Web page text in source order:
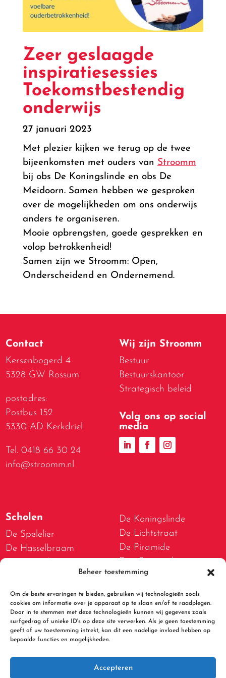
Beheer toestemming
Om de beste ervaringen te bieden, gebruiken wij technologieën zoals
cookies om informatie over je apparaat op te slaan en/of te raadplegen.
Door in te stemmen met deze technologieën kunnen wij gegevens zoals
surfgedrag of unieke ID's op deze site verwerken. Als je geen toestemming
geeft of uw toestemming intrekt, kan dit een nadelige invloed hebben op
bepaalde functies en mogelijkheden.
Accepteren
Zeer geslaagde
inspiratiesessies
Toekomstbestendig
onderwijs
27 januari 2023
Met plezier kijken we terug op de twee
bijeenkomsten met ouders van Stroomm
bij obs De Koningslinde en obs De
Meidoorn. Samen hebben we gesproken
over de mogelijkheden om ons onderwijs
anders te organiseren.
Mooie opbrengsten, goede gesprekken en
volop betrokkenheid!
Samen zijn we Stroomm: Open,
Onderscheidend en Ondernemend.
Contact
Kersenbogerd 4
5328 GW Rossum
postadres:
Postbus 152
5330 AD Kerkdriel
Tel. 0418 66 30 24
info@stroomm.nl
Wij zijn Stroomm
Bestuur
Bestuurskantoor
Strategisch beleid
Volg ons op social
media
Scholen
De Spelelier
De Hasselbraam
De Meidoorn
De Tweestromenschool
De Bolster
De Kleine Beer
De Koningslinde
De Lichtstraat
De Piramide
D.W. van Dam van
Brakelschool
De Spelwert
De Walsprong